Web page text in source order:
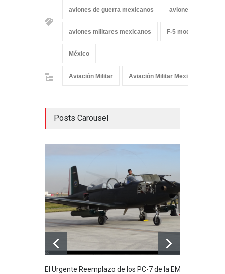
aviones de guerra mexicanos aviones de la
aviones militares mexicanos F-5 modernizado
México
Aviación Militar Aviación Militar Mexicana
Posts Carousel
El Urgente Reemplazo de los PC-7 de la EMA en